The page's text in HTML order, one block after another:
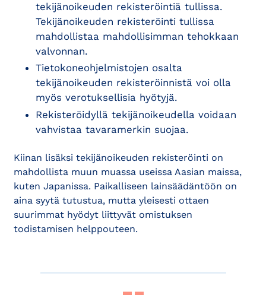
tekijänoikeuden rekisteröintiä tullissa.
Tekijänoikeuden rekisteröinti tullissa
mahdollistaa mahdollisimman tehokkaan
valvonnan.
Tietokoneohjelmistojen osalta
tekijänoikeuden rekisteröinnistä voi olla
myös verotuksellisia hyötyjä.
Rekisteröidyllä tekijänoikeudella voidaan
vahvistaa tavaramerkin suojaa.
Kiinan lisäksi tekijänoikeuden rekisteröinti on
mahdollista muun muassa useissa Aasian maissa,
kuten Japanissa. Paikalliseen lainsäädäntöön on
aina syytä tutustua, mutta yleisesti ottaen
suurimmat hyödyt liittyvät omistuksen
todistamisen helppouteen.